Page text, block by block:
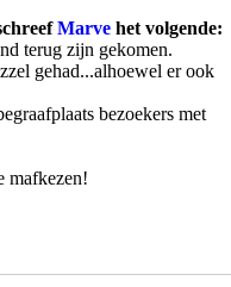
Marve het volgende:
terug zijn gekomen.
gehad...alhoewel er ook
bezoekers met
mafkezen!